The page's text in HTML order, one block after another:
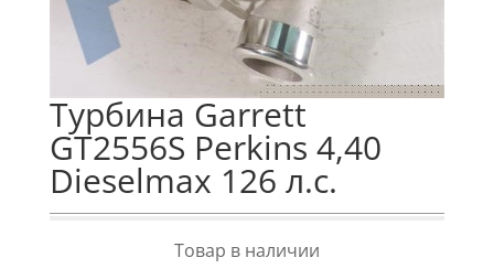
Турбина Garrett
GT2556S Perkins 4,40
Dieselmax 126 л.с.
Товар в наличии